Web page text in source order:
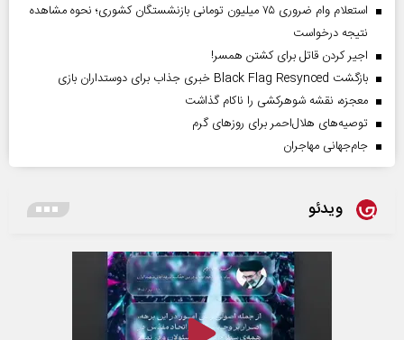
استعلام وام ضروری ۷۵ میلیون تومانی بازنشستگان کشوری؛ نحوه مشاهده
نتیجه درخواست
اجیر کردن قاتل برای کشتن همسر!
بازگشت Black Flag Resynced خبری جذاب برای دوستداران بازی
معجزه، نقشه شوهرکشی را ناکام گذاشت
توصیه‌های هلال‌احمر برای روز‌های گرم
جام‌جهانی مهاجران
ویدئو